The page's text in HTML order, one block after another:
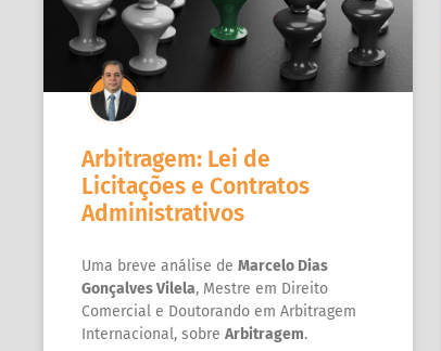
Arbitragem: Lei de
Licitações e Contratos
Administrativos
Uma breve análise de Marcelo Dias
Gonçalves Vilela, Mestre em Direito
Comercial e Doutorando em Arbitragem
Internacional, sobre Arbitragem.